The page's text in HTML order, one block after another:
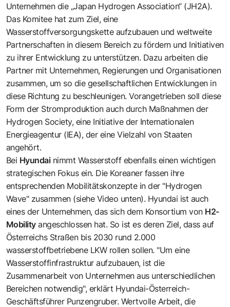
Unternehmen die „Japan Hydrogen Association“ (JH2A).
Das Komitee hat zum Ziel, eine
Wasserstoffversorgungskette aufzubauen und weltweite
Partnerschaften in diesem Bereich zu fördern und Initiativen
zu ihrer Entwicklung zu unterstützen. Dazu arbeiten die
Partner mit Unternehmen, Regierungen und Organisationen
zusammen, um so die gesellschaftlichen Entwicklungen in
diese Richtung zu beschleunigen. Vorangetrieben soll diese
Form der Stromproduktion auch durch Maßnahmen der
Hydrogen Society, eine Initiative der Internationalen
Energieagentur (IEA), der eine Vielzahl von Staaten
angehört.
Bei Hyundainimmt Wasserstoff ebenfalls einen wichtigen
strategischen Fokus ein. Die Koreaner fassen ihre
entsprechenden Mobilitätskonzepte in der "Hydrogen
Wave" zusammen (siehe Video unten). Hyundai ist auch
eines der Unternehmen, das sich dem Konsortium von H2-
Mobility angeschlossen hat. So ist es deren Ziel, dass auf
Österreichs Straßen bis 2030 rund 2.000
wasserstoffbetriebene LKW rollen sollen. "Um eine
Wasserstoffinfrastruktur aufzubauen, ist die
Zusammenarbeit von Unternehmen aus unterschiedlichen
Bereichen notwendig", erklärt Hyundai-Österreich-
Geschäftsführer Punzengruber. Wertvolle Arbeit, die